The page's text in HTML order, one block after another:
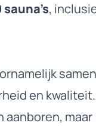
,
samen
en kwaliteit.
aanboren, maar